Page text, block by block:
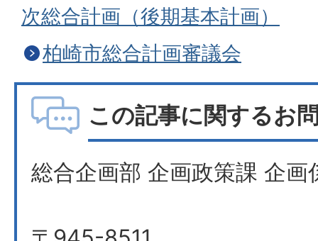
次総合計画（後期基本計画）
柏崎市総合計画審議会
この記事に関するお
総合企画部 企画政策課 企画